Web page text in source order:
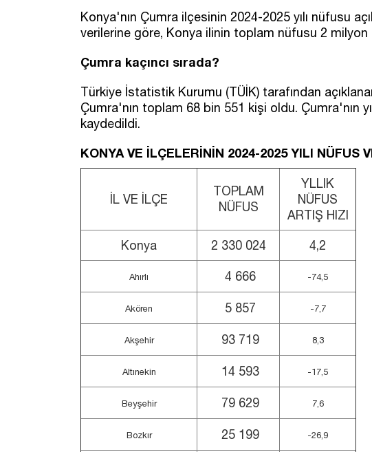
Konya'nın Çumra ilçesinin 2024-2025 yılı nüfusu
verilerine göre, Konya ilinin toplam nüfusu 2 milyon
Çumra kaçıncı sırada?
Türkiye İstatistik Kurumu (TÜİK) tarafından
Çumra'nın toplam 68 bin 551 kişi oldu. Çumra'nın
kaydedildi.
KONYA VE İLÇELERİNİN 2024-2025 YILI NÜFUS
İL VE İLÇE
TOPLAM
NÜFUS
YLLIK
NÜFUS
ARTIŞ HIZI
Konya 2 330 024 4,2
Ahırlı 4 666 -74,5
Akören 5 857 -7,7
Akşehir 93 719 8,3
Altınekin 14 593 -17,5
Beyşehir 79 629 7,6
Bozkır 25 199 -26,9